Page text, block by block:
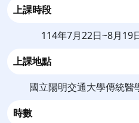
上課時段
114年7月22日~8月19
上課地點
國立陽明交通大學傳統
時數